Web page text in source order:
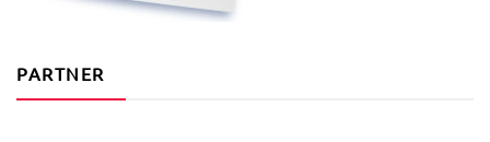
PARTNER